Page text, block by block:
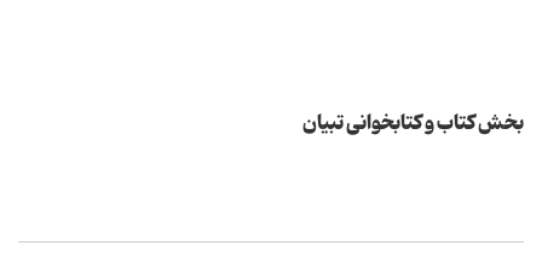
بخش کتاب و کتابخوانی تبیان